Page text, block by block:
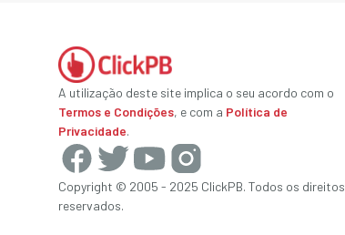
A utilização deste site implica o seu acordo com o
Termos e Condições, e com a Política de
Privacidade.
Copyright © 2005 - 2025 ClickPB. Todos os direitos
reservados.